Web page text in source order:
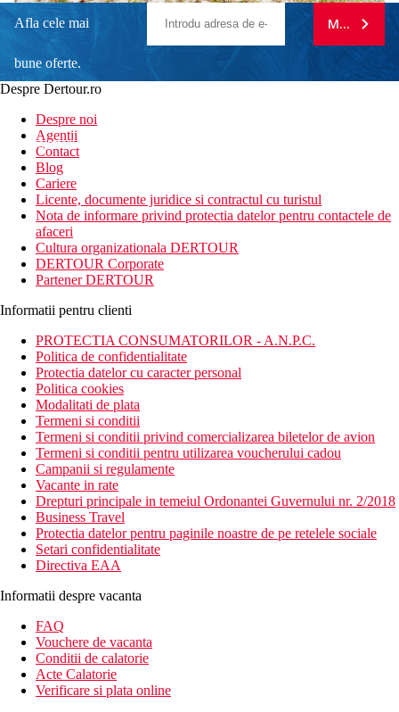
Afla cele mai
bune oferte.
newsletter!
MA
Despre Dertour.ro
Despre noi
Agentii
Contact
Blog
Cariere
Licente, documente juridice si contractul cu turistul
Nota de informare privind protectia datelor pentru contactele de
afaceri
Cultura organizationala DERTOUR
DERTOUR Corporate
Partener DERTOUR
Informatii pentru clienti
PROTECTIA CONSUMATORILOR - A.N.P.C.
Politica de confidentialitate
Protectia datelor cu caracter personal
Politica cookies
Modalitati de plata
Termeni si conditii
Termeni si conditii privind comercializarea biletelor de avion
Termeni si conditii pentru utilizarea voucherului cadou
Campanii si regulamente
Vacante in rate
Drepturi principale in temeiul Ordonantei Guvernului nr. 2/2018
Business Travel
Protectia datelor pentru paginile noastre de pe retelele sociale
Setari confidentialitate
Directiva EAA
Informatii despre vacanta
FAQ
Vouchere de vacanta
Conditii de calatorie
Acte Calatorie
Verificare si plata online